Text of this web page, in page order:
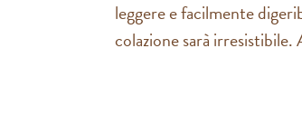
leggere e facilmente
colazione sarà